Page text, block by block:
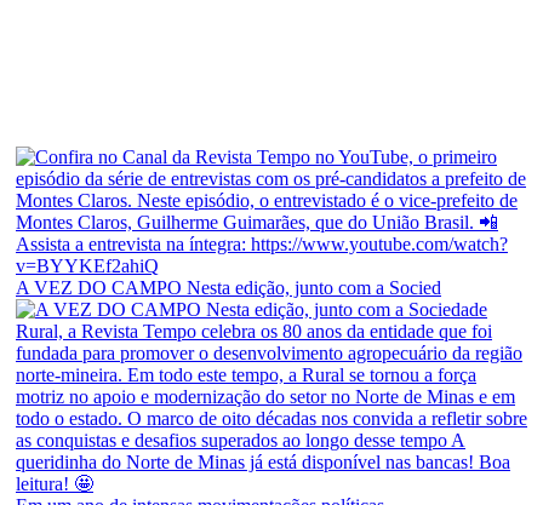
A VEZ DO CAMPO Nesta edição, junto com a Socied